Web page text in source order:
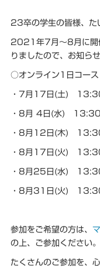
23卒の学生の皆様、た
2021年7月～8月に開
りましたので、お知らせ
○オンライン1日コース
・7月17日(土)
・8月 4日(水)
・8月12日(木)
・8月17日(火)
・8月25日(水)
・8月31日(火)
参加をご希望の方は、
の上、ご参加ください。
たくさんのご参加を、